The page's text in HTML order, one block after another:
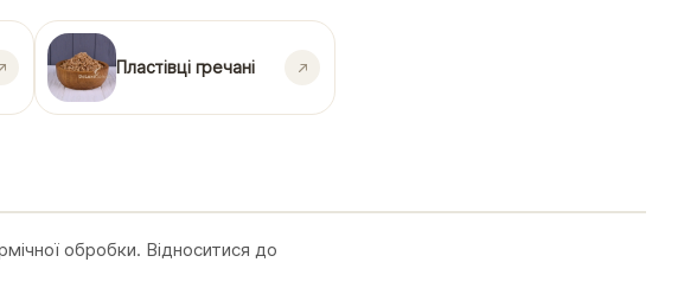
Пластівці гречані
обробки. Відноситися до